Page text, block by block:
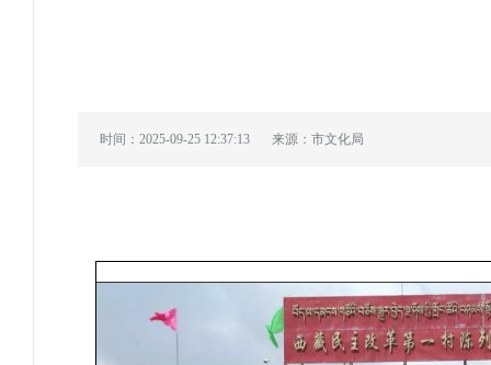
时间：2025-09-25 12:37:13 来源：市文化局